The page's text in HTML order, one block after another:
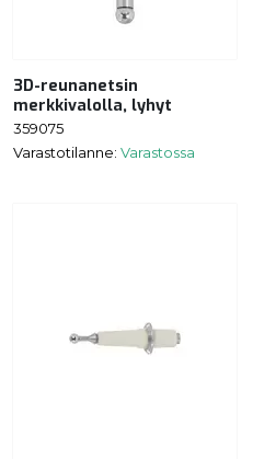
3D-reunanetsin
merkkivalolla, lyhyt
359075
Varastotilanne: Varastossa